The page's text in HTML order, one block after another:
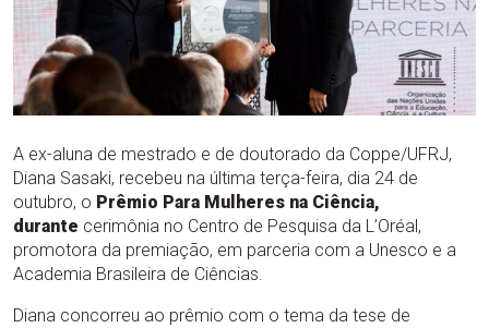
A ex-aluna de mestrado e de doutorado da Coppe/UFRJ,
Diana Sasaki, recebeu na última terça-feira, dia 24 de
outubro, o Prêmio Para Mulheres na Ciência,
durante cerimônia no Centro de Pesquisa da L’Oréal,
promotora da premiação, em parceria com a Unesco e a
Academia Brasileira de Ciências.
Diana concorreu ao prêmio com o tema da tese de